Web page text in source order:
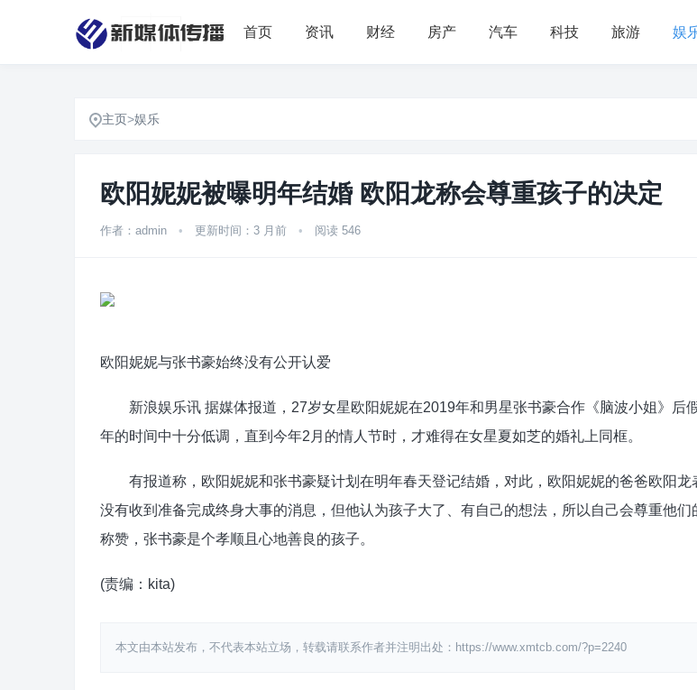
首页 资讯 财经 房产 汽车 科技 旅游 娱
主页>娱乐
欧阳妮妮被曝明年结婚 欧阳龙称会尊重孩子的决定
作者：admin • 更新时间：3 月前 • 阅读 546
欧阳妮妮与张书豪始终没有公开认爱
新浪娱乐讯 据媒体报道，27岁女星欧阳妮妮在2019年和男星张书豪合作《脑波小姐》后
年的时间中十分低调，直到今年2月的情人节时，才难得在女星夏如芝的婚礼上同框。
有报道称，欧阳妮妮和张书豪疑计划在明年春天登记结婚，对此，欧阳妮妮的爸爸欧阳龙
没有收到准备完成终身大事的消息，但他认为孩子大了、有自己的想法，所以自己会尊重他们
称赞，张书豪是个孝顺且心地善良的孩子。
(责编：kita)
本文由本站发布，不代表本站立场，转载请联系作者并注明出处：https://www.xmtcb.com/?p=2240